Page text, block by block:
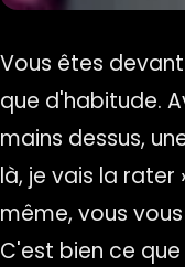
Vous êtes
que d'habitude.
mains dessus,
là, je vais la rater
même, vous
C'est bien ce